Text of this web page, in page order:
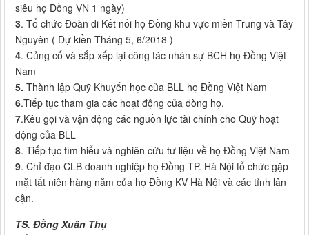
siêu họ Đồng VN 1 ngày)
3. Tổ chức Đoàn đi Kết nối họ Đồng khu vực miền Trung và Tây
Nguyên ( Dự kiền Tháng 5, 6/2018 )
4. Củng cố và sắp xếp lại công tác nhân sự BCH họ Đồng Việt
Nam
5. Thành lập Quỹ Khuyến học của BLL họ Đồng Việt Nam
6.Tiếp tục tham gia các hoạt động của dòng họ.
7.Kêu gọi và vận động các nguồn lực tài chính cho Quỹ hoạt
động của BLL
8. Tiếp tục tìm hiểu và nghiên cứu tư liệu về họ Đồng Việt Nam
9. Chỉ đạo CLB doanh nghiệp họ Đồng TP. Hà Nội tổ chức gặp
mặt tất niên hàng năm của họ Đồng KV Hà Nội và các tỉnh lân
cận.
TS. Đồng Xuân Thụ